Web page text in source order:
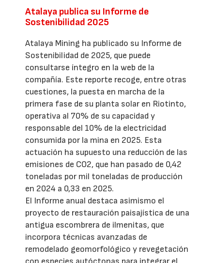
Atalaya publica su Informe de
Sostenibilidad 2025
Atalaya Mining ha publicado su Informe de
Sostenibilidad de 2025, que puede
consultarse íntegro en la web de la
compañía. Este reporte recoge, entre otras
cuestiones, la puesta en marcha de la
primera fase de su planta solar en Riotinto,
operativa al 70% de su capacidad y
responsable del 10% de la electricidad
consumida por la mina en 2025. Esta
actuación ha supuesto una reducción de las
emisiones de CO2, que han pasado de 0,42
toneladas por mil toneladas de producción
en 2024 a 0,33 en 2025.
El Informe anual destaca asimismo el
proyecto de restauración paisajística de una
antigua escombrera de ilmenitas, que
incorpora técnicas avanzadas de
remodelado geomorfológico y revegetación